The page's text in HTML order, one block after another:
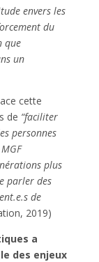
envers les
du
que
un
cette
de “faciliter
personnes
plus
parler des
de
2019)
a
des enjeux